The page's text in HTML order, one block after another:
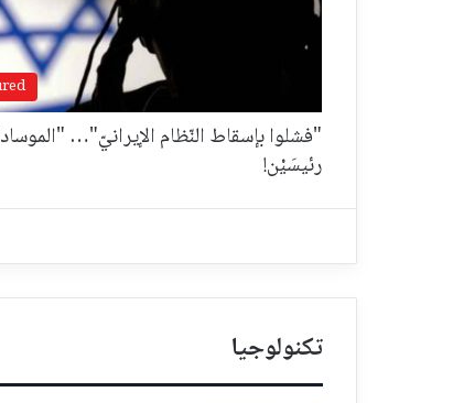
"فشلوا بإسقاط النّظام الإيرانيّ"…
رئيسَيْن!
تكنولوجيا